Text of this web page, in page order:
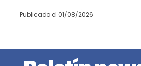
Publicado el 01/08/2026